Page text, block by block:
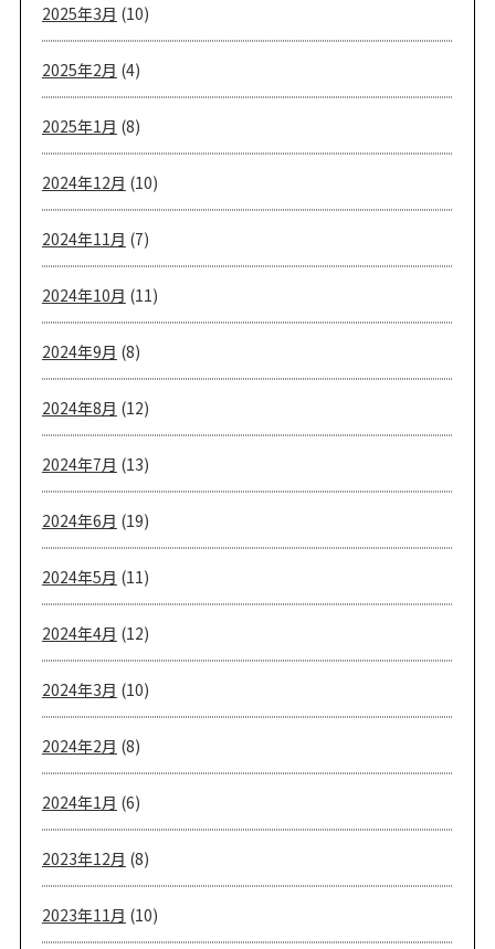
2025年3月 (10)
2025年2月 (4)
2025年1月 (8)
2024年12月 (10)
2024年11月 (7)
2024年10月 (11)
2024年9月 (8)
2024年8月 (12)
2024年7月 (13)
2024年6月 (19)
2024年5月 (11)
2024年4月 (12)
2024年3月 (10)
2024年2月 (8)
2024年1月 (6)
2023年12月 (8)
2023年11月 (10)